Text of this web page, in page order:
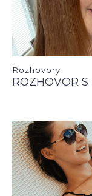
Rozhovory
ROZHOVOR